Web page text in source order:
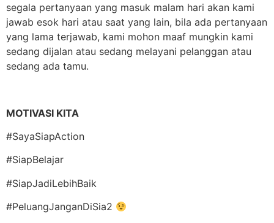
segala pertanyaan yang masuk malam hari akan kami
jawab esok hari atau saat yang lain, bila ada pertanyaan
yang lama terjawab, kami mohon maaf mungkin kami
sedang dijalan atau sedang melayani pelanggan atau
sedang ada tamu.
MOTIVASI KITA
#SayaSiapAction
#SiapBelajar
#SiapJadiLebihBaik
#PeluangJanganDiSia2